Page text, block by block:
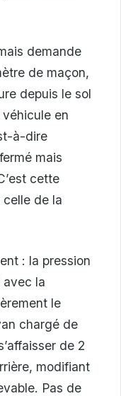
demande
de maçon,
depuis le sol
véhicule en
à-dire
mais
cette
celle de la
: la pression
avec la
le
chargé de
de 2
modifiant
Pas de